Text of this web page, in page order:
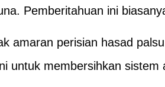
Pemberitahuan ini
amaran perisian hasad
untuk membersihkan sistem